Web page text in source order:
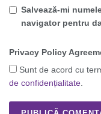
Salvează-mi
navigator pentru
Privacy Policy
Sunt de acord cu
de confidențialitate.